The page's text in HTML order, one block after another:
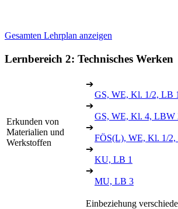
Gesamten Lehrplan anzeigen
Lernbereich 2: Technisches Werken
Erkunden von
Materialien und
Werkstoffen
➔
GS, WE, Kl. 1/2, LB 1
➔
GS, WE, Kl. 4, LBW
➔
FÖS(L), WE, Kl. 1/2,
➔
KU, LB 1
➔
MU, LB 3
Einbeziehung